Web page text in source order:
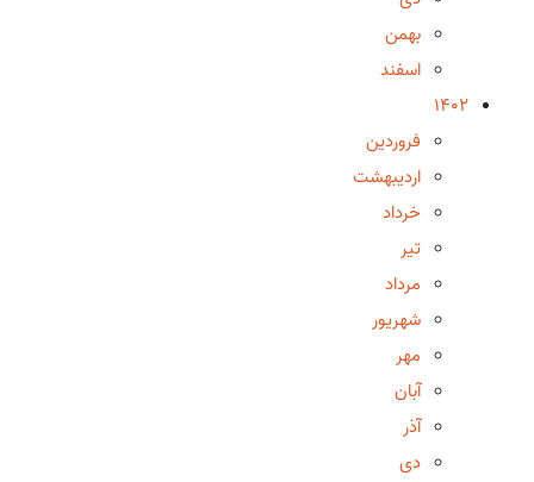
بهمن
اسفند
1402
فروردین
اردیبهشت
خرداد
تیر
مرداد
شهریور
مهر
آبان
آذر
دی